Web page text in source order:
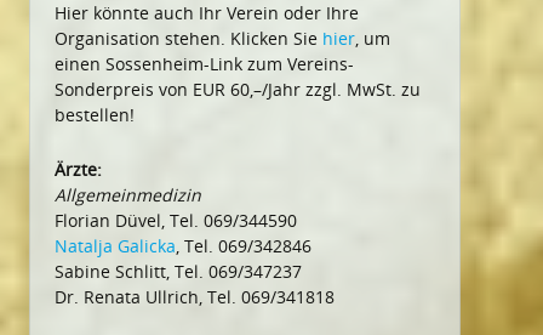
Hier könnte auch Ihr Verein oder Ihre
Organisation stehen. Klicken Sie hier, um
einen Sossenheim-Link zum Vereins-
Sonderpreis von EUR 60,–/Jahr zzgl. MwSt. zu
bestellen!
Ärzte:
Allgemeinmedizin
Florian Düvel, Tel. 069/344590
Natalja Galicka, Tel. 069/342846
Sabine Schlitt, Tel. 069/347237
Dr. Renata Ullrich, Tel. 069/341818